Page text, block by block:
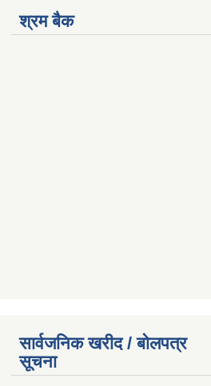
श्रम बैक
सार्वजनिक खरीद / बोलपत्र
सूचना